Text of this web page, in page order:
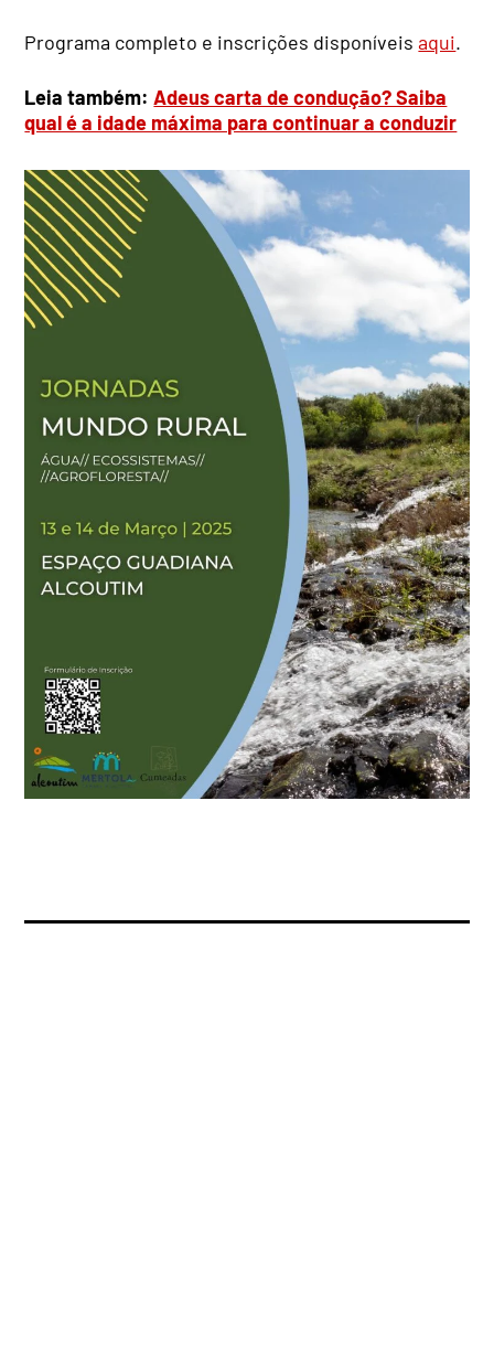
Programa completo e inscrições disponíveisaqui.
Leia também:Adeus carta de condução? Saiba
qual é a idade máxima para continuar a conduzir